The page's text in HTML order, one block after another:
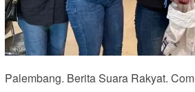
Palembang. Berita Suara Rakyat. Com